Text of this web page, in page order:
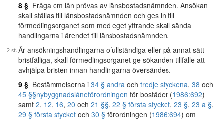
8 § Fråga om lån prövas av länsbostadsnämnden. Ansökan
skall ställas till länsbostadsnämnden och ges in till
förmedlingsorganet som med eget yttrande skall sända
handlingarna i ärendet till länsbostadsnämnden.
Är ansökningshandlingarna ofullständiga eller på annat sätt
bristfälliga, skall förmedlingsorganet ge sökanden tillfälle att
avhjälpa bristen innan handlingarna översändes.
9 § Bestämmelserna i 34 § andra och tredje styckena, 38 och
45 §§nybyggnadslåneförordningen för bostäder (1986:692)
samt 2, 12, 16, 20 och 21 §§, 22 § första stycket, 23 §, 23 a §,
29 § första stycket och 30 § förordningen (1986:694) om